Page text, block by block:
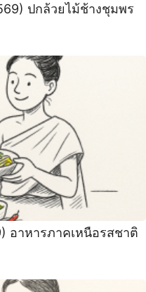
ปกล้วยไม้ช้างชุมพร
อาหารภาคเหนือรสชาติ